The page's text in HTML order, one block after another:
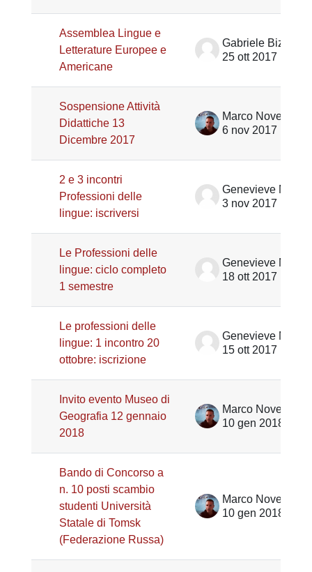
Assemblea Lingue e
Letterature Europee e
Americane
Gabriele Bizzarri
25 ott 2017
Sospensione Attività
Didattiche 13
Dicembre 2017
Marco Noventa
6 nov 2017
2 e 3 incontri
Professioni delle
lingue: iscriversi
3 nov 2017
Le Professioni delle
lingue: ciclo completo
1 semestre
18 ott 2017
Le professioni delle
lingue: 1 incontro 20
ottobre: iscrizione
15 ott 2017
Invito evento Museo di
Geografia 12 gennaio
2018
Marco Noventa
10 gen 2018
Bando di Concorso a
n. 10 posti scambio
studenti Università
Statale di Tomsk
(Federazione Russa)
Marco Noventa
10 gen 2018